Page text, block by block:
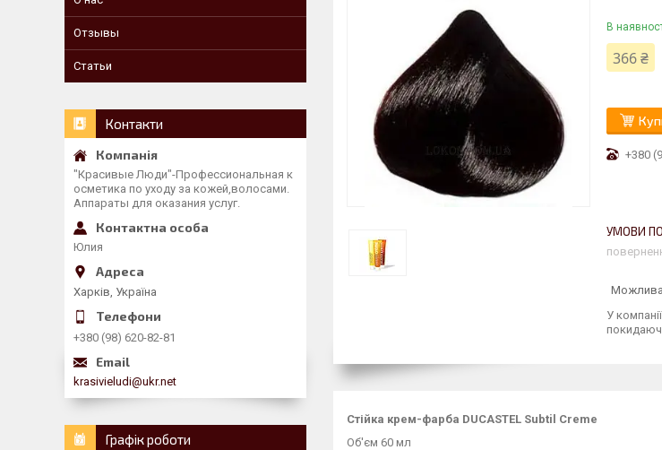
В
366 ₴
+380
У
Стійка крем-фарба DUCASTEL Subtil Creme
Об'єм 60 мл
Отзывы
Статьи
Контакти
"Красивые Люди"-Профессиональная к
осметика по уходу за кожей,волосами.
Аппараты для оказания услуг.
Юлия
Харків, Україна
+380 (98) 620-82-81
krasivieludi@ukr.net
Графік роботи